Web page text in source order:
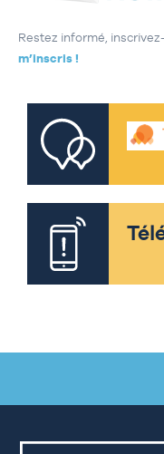
Restez informé,
m’inscris !